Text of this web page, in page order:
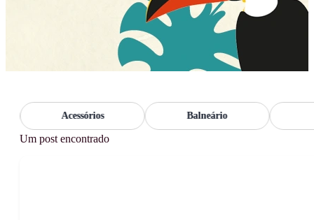
Acessórios Balneário
Um post encontrado